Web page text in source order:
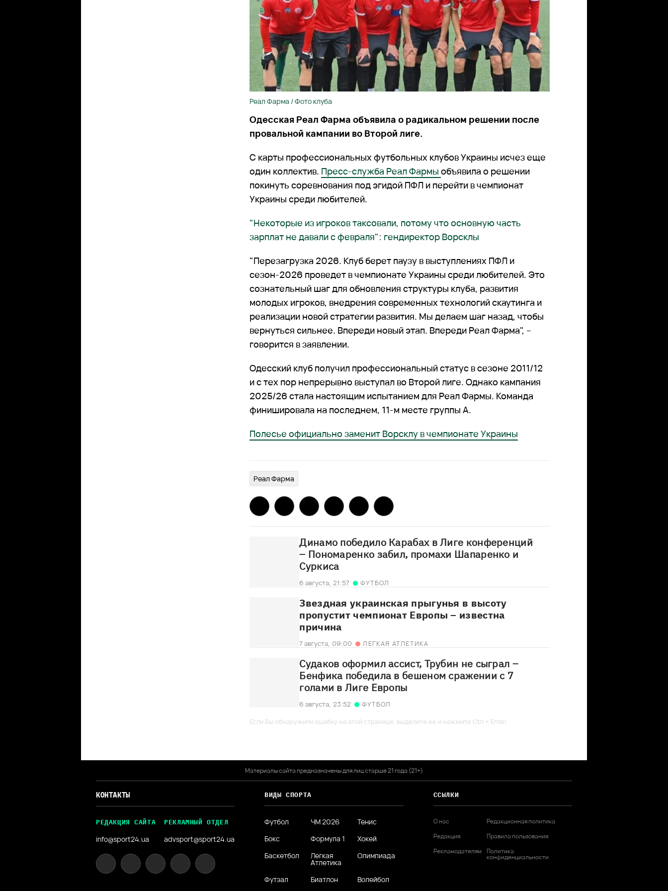
Реал Фарма / Фото клуба
Одесская Реал Фарма объявила о радикальном решении после
провальной кампании во Второй лиге.
С карты профессиональных футбольных клубов Украины исчез еще
один коллектив. Пресс-служба Реал Фармыобъявила о решении
покинуть соревнования под эгидой ПФЛ и перейти в чемпионат
Украины среди любителей.
"Некоторые из игроков таксовали, потому что основную часть
зарплат не давали с февраля": гендиректор Ворсклы
"Перезагрузка 2026. Клуб берет паузу в выступлениях ПФЛ и
сезон-2026 проведет в чемпионате Украины среди любителей. Это
сознательный шаг для обновления структуры клуба, развития
молодых игроков, внедрения современных технологий скаутинга и
реализации новой стратегии развития. Мы делаем шаг назад, чтобы
вернуться сильнее. Впереди новый этап. Впереди Реал Фарма", –
говорится в заявлении.
Одесский клуб получил профессиональный статус в сезоне 2011/12
и с тех пор непрерывно выступал во Второй лиге. Однако кампания
2025/26 стала настоящим испытанием для Реал Фармы. Команда
финишировала на последнем, 11-м месте группы А.
Полесье официально заменит Ворсклу в чемпионате Украины
Реал Фарма
Динамо победило Карабах в Лиге конференций
– Пономаренко забил, промахи Шапаренко и
Суркиса
6 августа, 21:57 ФУТБОЛ
Звездная украинская прыгунья в высоту
пропустит чемпионат Европы – известна
причина
7 августа, 09:00 ЛЕГКАЯ АТЛЕТИКА
Судаков оформил ассист, Трубин не сыграл –
Бенфика победила в бешеном сражении с 7
голами в Лиге Европы
6 августа, 23:52
ФУТБОЛ
Если Вы обнаружили ошибку на этой странице, выделите ее и нажмите Ctrl + Enter
Материалы сайта предназначены для лиц старше 21 года (21+)
КОНТАКТЫ
РЕДАКЦИЯ САЙТА
info@sport24.ua
РЕКЛАМНЫЙ ОТДЕЛ
advsport@sport24.ua
ВИДЫ СПОРТА
Футбол ЧМ 2026
Тенис
Бокс
Формула 1
Хокей
Баскетбол
Легкая
Атлетика
Олимпиада
Футзал Биатлон Волейбол
ССЫЛКИ
О нас
Редакция
Рекламодателям
Редакционная политика
Правила пользования
Политика
конфиденциальности